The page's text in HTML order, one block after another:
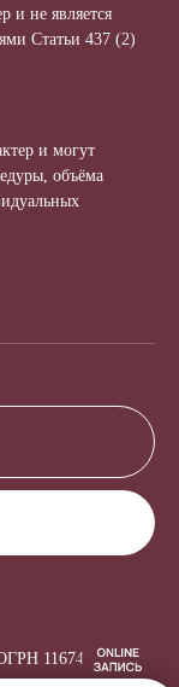
и не является
Статьи 437 (2)
и могут
объёма
1167456064170